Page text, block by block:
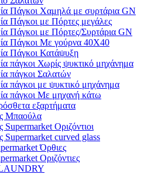
Πάγκοι Χαμηλά με συρτάρια GN
Πάγκοι με Πόρτες μεγάλες
Πάγκοι με Πόρτες/Συρτάρια GN
Πάγκοι Με γούρνα 40Χ40
Πάγκοι Κατάψυξη
πάγκοι Χωρίς ψυκτικό μηχάνημα
πάγκοι Σαλατών
πάγκοι με ψυκτικό μηχάνημα
πάγκοι Με μηχανή κάτω
εξαρτήματα
Μπαούλα
Supermarket Οριζόντιοι
Supermarket curved glass
Όρθιες
Οριζόντιες